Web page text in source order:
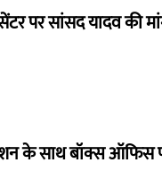
सेंटर पर सांसद यादव की
के साथ बॉक्स ऑफिस